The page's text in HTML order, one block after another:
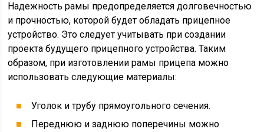
Надежность рамы предопределяется долговечностью
и прочностью, которой будет обладать прицепное
устройство. Это следует учитывать при создании
проекта будущего прицепного устройства. Таким
образом, при изготовлении рамы прицепа можно
использовать следующие материалы:
Уголок и трубу прямоугольного сечения.
Переднюю и заднюю поперечины можно